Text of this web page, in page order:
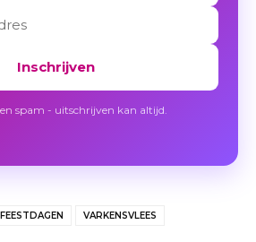
Inschrijven
spam - uitschrijven kan altijd.
FEESTDAGEN VARKENSVLEES